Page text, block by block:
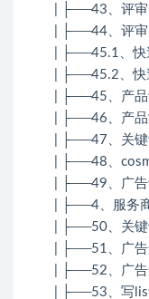
| ├──43、评
| ├──44、评
| ├──45.1、
| ├──45.2、
| ├──45、产
| ├──46、产
| ├──47、关
| ├──48、
| ├──49、广
| ├──4、服务
| ├──50、关
| ├──51、广
| ├──52、广
| ├──53、写